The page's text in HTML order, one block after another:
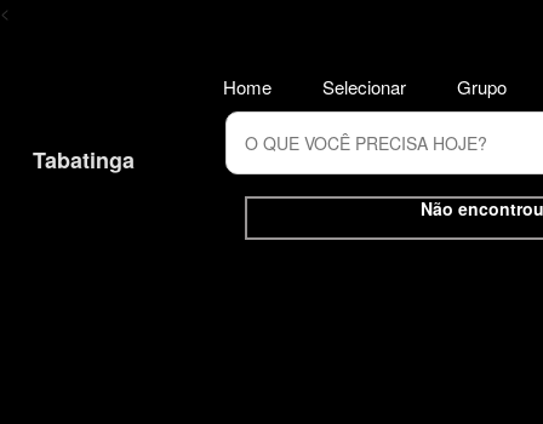
<
Tabatinga
Não
Home Selecionar Grupo